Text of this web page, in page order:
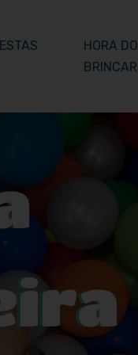
HORA DO
BRINCAR